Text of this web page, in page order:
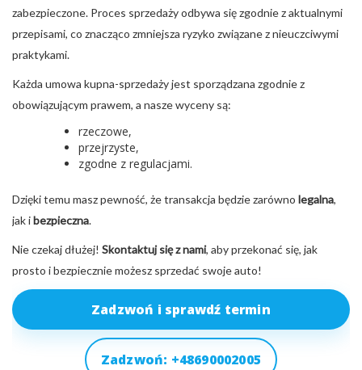
zabezpieczone. Proces sprzedaży odbywa się zgodnie z aktualnymi
przepisami, co znacząco zmniejsza ryzyko związane z nieuczciwymi
praktykami.
Każda umowa kupna-sprzedaży jest sporządzana zgodnie z
obowiązującym prawem, a nasze wyceny są:
rzeczowe,
przejrzyste,
zgodne z regulacjami.
Dzięki temu masz pewność, że transakcja będzie zarówno legalna,
jak ibezpieczna.
Nie czekaj dłużej! Skontaktuj się z nami, aby przekonać się, jak
prosto i bezpiecznie możesz sprzedać swoje auto!
Zadzwoń i sprawdź termin
Zadzwoń: +48690002005